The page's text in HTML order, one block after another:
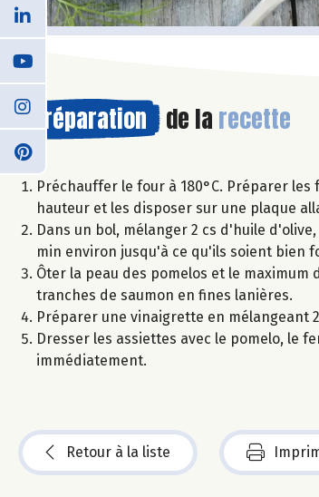
Préparation de la recette
Préchauffer le four à 180°C. Préparer
hauteur et les disposer sur une plaque
Dans un bol, mélanger 2 cs d'huile
min environ jusqu'à ce qu'ils soient bien
Ôter la peau des pomelos et le
tranches de saumon en fines lanières.
Préparer une vinaigrette en mélangeant
Dresser les assiettes avec le pomelo, le
immédiatement.
Retour à la liste